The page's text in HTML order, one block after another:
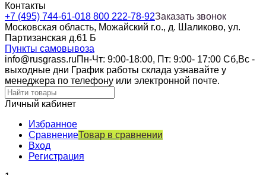
Контакты
+7 (495) 744-61-018 800 222-78-92Заказать звонок
Московская область, Можайский г.о., д. Шаликово, ул.
Партизанская д.61 Б
Пункты самовывоза
info@rusgrass.ruПн-Чт: 9:00-18:00, Пт: 9:00- 17:00 Сб,Вс -
выходные дни График работы склада узнавайте у
менеджера по телефону или электронной почте.
Личный кабинет
Избранное
СравнениеТовар в сравнении
Вход
Регистрация